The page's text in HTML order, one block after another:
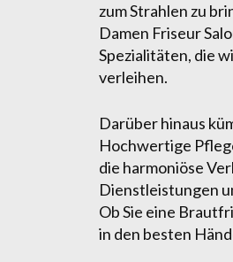
zum Strahlen zu
Damen Friseur
Spezialitäten, die
verleihen.
Darüber hinaus
Hochwertige
die harmoniöse
Dienstleistungen
Ob Sie eine
in den besten